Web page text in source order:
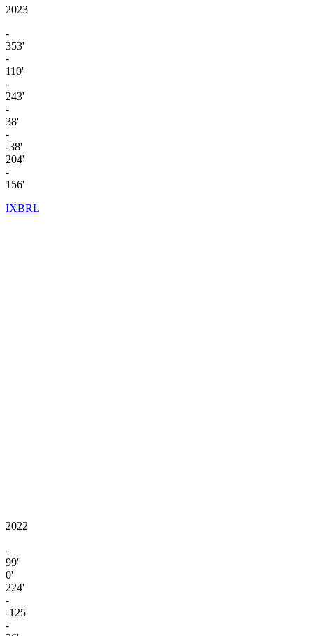
2023
-
353'
-
110'
-
243'
-
38'
-
-38'
204'
-
156'
IXBRL
2022
-
99'
0'
224'
-
-125'
-